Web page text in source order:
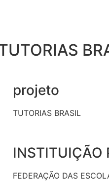
projeto
TUTORIAS BRASIL
INSTITUIÇÃO
FEDERAÇÃO DAS